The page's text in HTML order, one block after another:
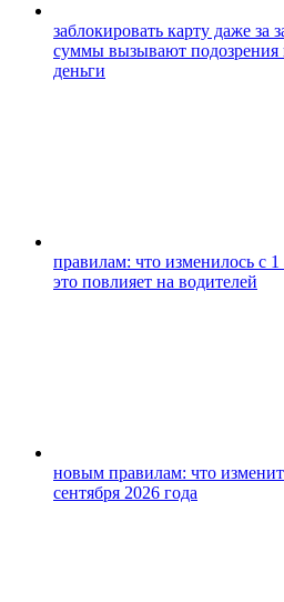
заблокировать карту даже за
суммы вызывают подозрения
деньги
правилам: что изменилось с 1
это повлияет на водителей
новым правилам: что
сентября 2026 года